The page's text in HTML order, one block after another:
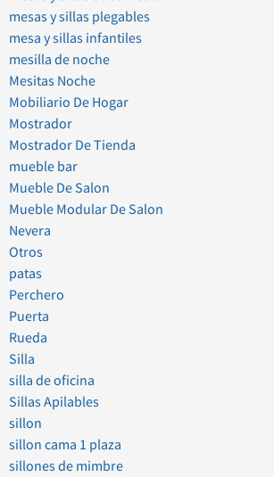
mesas y sillas plegables
mesa y sillas infantiles
mesilla de noche
Mesitas Noche
Mobiliario De Hogar
Mostrador
Mostrador De Tienda
mueble bar
Mueble De Salon
Mueble Modular De Salon
Nevera
Otros
patas
Perchero
Puerta
Rueda
Silla
silla de oficina
Sillas Apilables
sillon
sillon cama 1 plaza
sillones de mimbre